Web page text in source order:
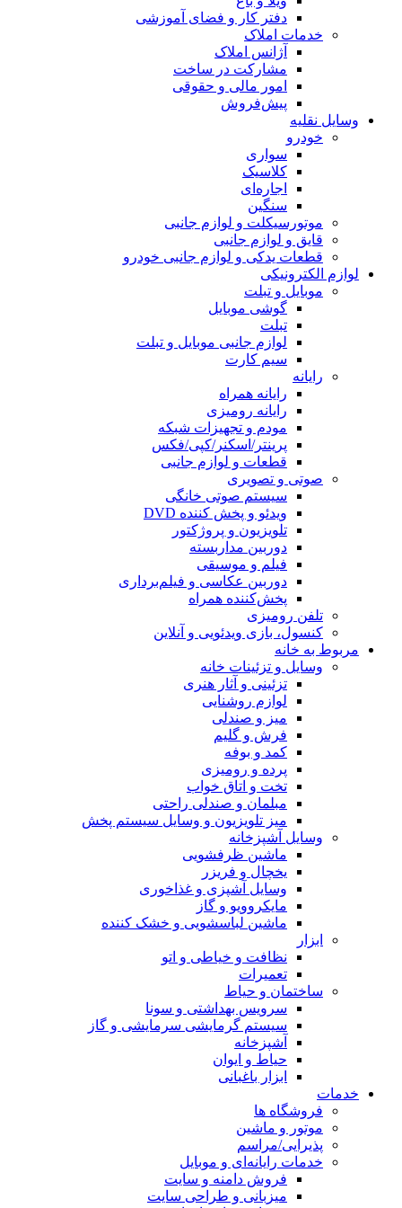
دفتر کار و فضای آموزشی
خدمات املاک
آژانس املاک
مشارکت در ساخت
امور مالی و حقوقی
پیش‌فروش
وسایل نقلیه
خودرو
سواری
کلاسیک
اجاره‌ای
سنگین
موتورسیکلت و لوازم جانبی
قایق و لوازم جانبی
قطعات یدکی و لوازم جانبی خودرو
لوازم الکترونیکی
موبایل و تبلت
گوشی موبایل
تبلت
لوازم جانبی موبایل و تبلت
سیم کارت
رایانه
رایانه همراه
رایانه رومیزی
مودم و تجهیزات شبکه
پرینتر/اسکنر/کپی/فکس
قطعات و لوازم جانبی
صوتی و تصویری
سیستم صوتی خانگی
ویدئو و پخش کننده DVD
تلویزیون و پروژکتور
دوربین مداربسته
فیلم و موسیقی
دوربین عکاسی و فیلم‌برداری
پخش‌کننده همراه
تلفن رومیزی
کنسول، بازی‌ ویدئویی و آنلاین
مربوط به خانه
وسایل و تزئینات خانه
تزئینی و آثار هنری
لوازم روشنایی
میز و صندلی
فرش و گلیم
کمد و بوفه
پرده و رومیزی
تخت و اتاق خواب
مبلمان و صندلی راحتی
میز تلویزیون و وسایل سیستم پخش
وسایل آشپزخانه
ماشین ظرفشویی
یخچال و فریزر
وسایل آشپزی و غذاخوری
مایکروویو و گاز
ماشین لباسشویی و خشک کننده
ابزار
نظافت و خیاطی و اتو
تعمیرات
ساختمان و حیاط
سرویس بهداشتی و سونا
سیستم گرمایشی سرمایشی و گاز
آشپزخانه
حیاط و ایوان
ابزار باغبانی
خدمات
فروشگاه ها
موتور و ماشین
پذیرایی/مراسم
خدمات رایانه‌ای و موبایل
فروش دامنه و سایت
میزبانی و طراحی سایت